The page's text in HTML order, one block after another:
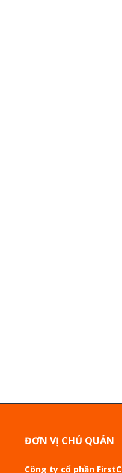
ĐƠN VỊ CHỦ QUẢN
Công ty cổ phần FirstC